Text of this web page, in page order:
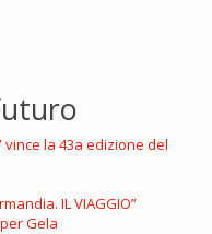
vince la 43a edizione del
IL VIAGGIO”
Gela